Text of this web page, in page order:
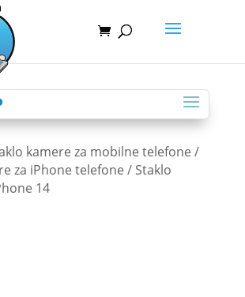
kamere za mobilne telefone /
za iPhone telefone / Staklo
14